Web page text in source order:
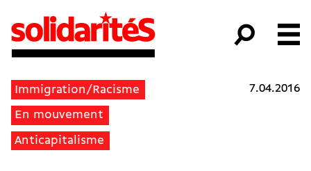
Immigration/Racisme
En mouvement
Anticapitalisme
7.04.2016